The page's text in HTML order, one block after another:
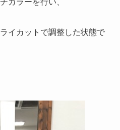
カラーを行い、
イカットで調整した状態で